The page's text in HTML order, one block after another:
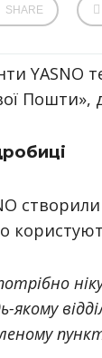
SHARE
YASNO
Пошти»,
якому